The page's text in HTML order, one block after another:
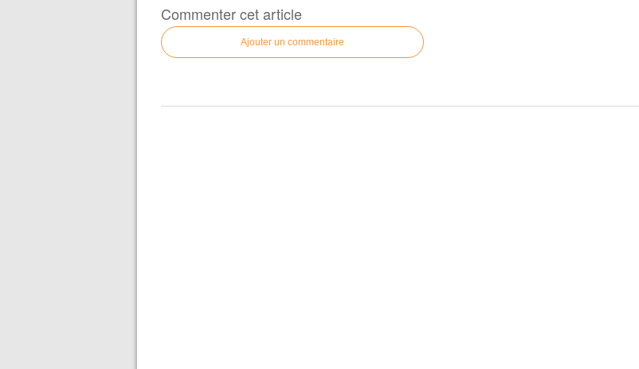
Commenter cet article
Ajouter un commentaire